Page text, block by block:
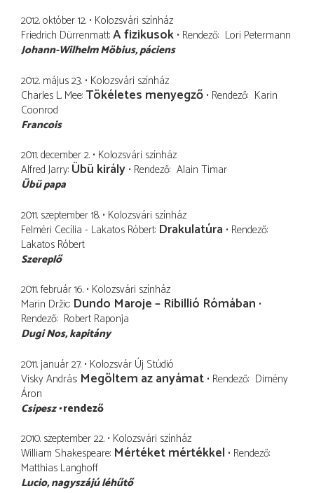
2012. október 12. Kolozsvári színház
Friedrich Dürrenmatt A fizikusok Rendező Lori Petermann
Johann-Wilhelm Möbius páciens
2012. május 23. Kolozsvári színház
Charles L. Mee Tökéletes menyegző Rendező Karin
Coonrod
Francois
2011. december 2. Kolozsvári színház
Alfred Jarry Übü király Rendező Alain Timar
Übü papa
2011. szeptember 18. Kolozsvári színház
Felméri Cecília - Lakatos Róbert Drakulatúra Rendező
Lakatos Róbert
Szereplő
2011. február 16. Kolozsvári színház
Marin Držic Dundo Maroje – Ribillió Rómában
Rendező Robert Raponja
Dugi Nos kapitány
2011. január 27. Kolozsvár Új Stúdió
Visky András Megöltem az anyámat Rendező Dimény
Áron
Csipesz rendező
2010. szeptember 22. Kolozsvári színház
William Shakespeare Mértéket mértékkel Rendező
Matthias Langhoff
Lucio nagyszájú léhűtő